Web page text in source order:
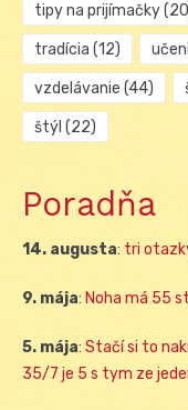
tipy na prijímačky
tradícia (12)
vzdelávanie (44)
štýl (22)
Poradňa
14. augusta: tri
9. mája: Noha má 55
5. mája: Stačí si to
35/7 je 5 s tym ze